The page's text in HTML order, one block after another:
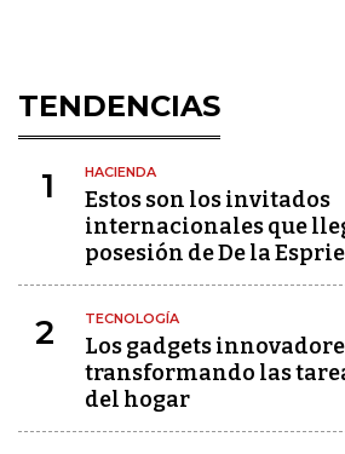
TENDENCIAS
1 HACIENDA
Estos son los invitados
internacionales que
posesión de De la
2 TECNOLOGÍA
Los gadgets
transformando las
del hogar